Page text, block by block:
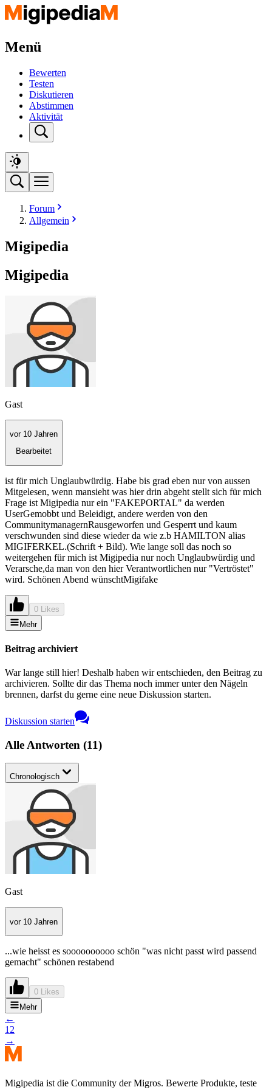
Menü
Bewerten
Testen
Diskutieren
Abstimmen
Aktivität
Forum
Allgemein
Migipedia
Migipedia
Gast
vor 10 Jahren
Bearbeitet
ist für mich Unglaubwürdig. Habe bis grad eben nur von aussen
Mitgelesen, wenn mansieht was hier drin abgeht stellt sich für mich
Frage ist Migipedia nur ein "FAKEPORTAL" da werden
UserGemobbt und Beleidigt, andere werden von den
CommunitymanagernRausgeworfen und Gesperrt und kaum
verschwunden sind diese wieder da wie z.b HAMILTON alias
MIGIFERKEL.(Schrift + Bild). Wie lange soll das noch so
weitergehen für mich ist Migipedia nur noch Unglaubwürdig und
Verarsche,da man von den hier Verantwortlichen nur "Vertröstet"
wird. Schönen Abend wünschtMigifake
0 Likes
Mehr
Beitrag archiviert
War lange still hier! Deshalb haben wir entschieden, den Beitrag zu
archivieren. Sollte dir das Thema noch immer unter den Nägeln
brennen, darfst du gerne eine neue Diskussion starten.
Diskussion starten
Alle Antworten (11)
Chronologisch
Gast
vor 10 Jahren
...wie heisst es soooooooooo schön "was nicht passt wird passend
gemacht" schönen restabend
0 Likes
Mehr
←
1 2
→
Migipedia ist die Community der Migros. Bewerte Produkte, teste